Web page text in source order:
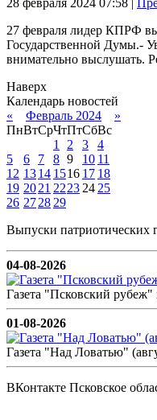
28 февраля 2024 07:58 |
27 февраля лидер КПРФ
Государственной Думы.-
внимательно выслушать.
Наверх
Календарь новостей
«
Февраль 2024
»
ПнВтСрЧтПтСбВс
1
2 3
4
5
6 7 8 9 10 11
12 1314 1516 17 18
19 2021 2223 24 25
26 2728 29
Выпуски патриотических
04-08-2026
Газета "Псковский
01-08-2026
Газета "Над Ловатью"
ВКонтакте Псковское